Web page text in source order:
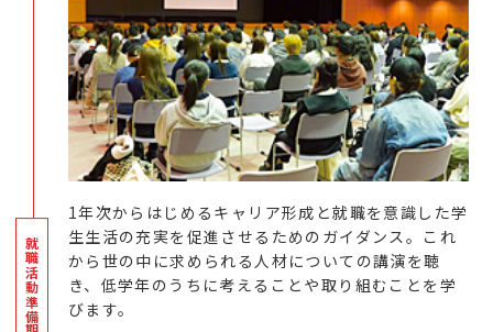
1年次からはじめるキャリア形成と就職を意識した学
生生活の充実を促進させるためのガイダンス。これ
から世の中に求められる人材についての講演を聴
き、低学年のうちに考えることや取り組むことを学
びます。